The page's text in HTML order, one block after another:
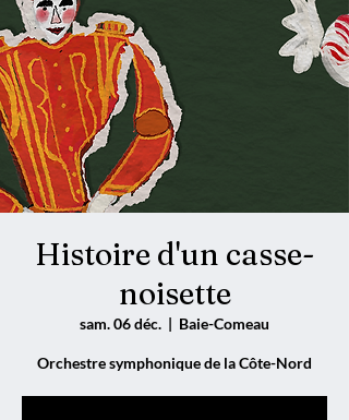
Histoire d'un casse-
noisette
sam. 06 déc.
  |
Baie-Comeau
Orchestre symphonique de la Côte-Nord